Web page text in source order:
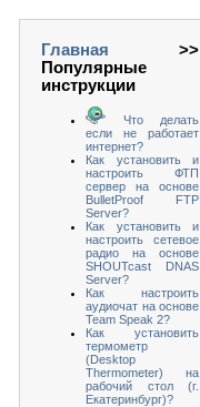
Главная >>
Популярные
инструкции
Что делать
если не работает
интернет?
Как установить и
настроить ФТП
сервер на основе
BulletProof FTP
Server?
Как установить и
настроить сетевое
радио на основе
SHOUTcast DNAS
Server?
Как настроить
аудиочат на основе
Team Speak 2?
Как установить
термометр
(Desktop
Thermometer) на
рабочий стол (г.
Екатеринбург)?